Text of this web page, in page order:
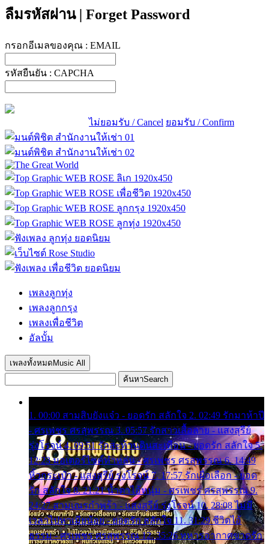
ลืมรหัสผ่าน | Forget Password
กรอกอีเมลของคุณ : EMAIL
รหัสยืนยัน : CAPCHA
ไม่ยอมรับ / Cancel ยอมรับ / Confirm
เพลงลูกทุ่ง
เพลงลูกกรุง
เพลงเพื่อชีวิต
อัลบั้ม
เพลงทั้งหมด Music All
ค้นหาSearch
1. 00:00 สามสิบยังแจ๋ว - ยอดรัก สลักใจ 2. 02:49 รักมาห้าปี
- ศรเพชร ศรสุพรรณ 3. 05:57 รักสาวเสื้อลาย - แสงสุรีย์
รุ่งโรจน์ 4. 09:51 รักสะท้านดินสะเทือน - ยอดรัก สลักใจ 5.
12:23 มอเตอร์ไซค์ทำหล่น - ศรเพชร ศรสุพรรณ 6. 14:49
หิ้วกระเป๋า - แสงสุรีย์ รุ่งโรจน์ 7. 17:57 รักเผื่อเลือก - ยอด
รัก สลักใจ 8. 21:21 น้ำตาไอ้หนุ่ม - ศรเพชร ศรสุพรรณ 9.
24:27 สามเณรกำพร้า - แสงสุรีย์ รุ่งโรจน์ 10. 28:08 ไม่มี
เวลาไปหาเมียน้อย - ยอดรัก สลักใจ 11. 31:29 ชีวิตไอ้
ธรรม - ศรเพชร ศรสุพรรณ 12. 35:26 ทหารอากาศขาดรัก